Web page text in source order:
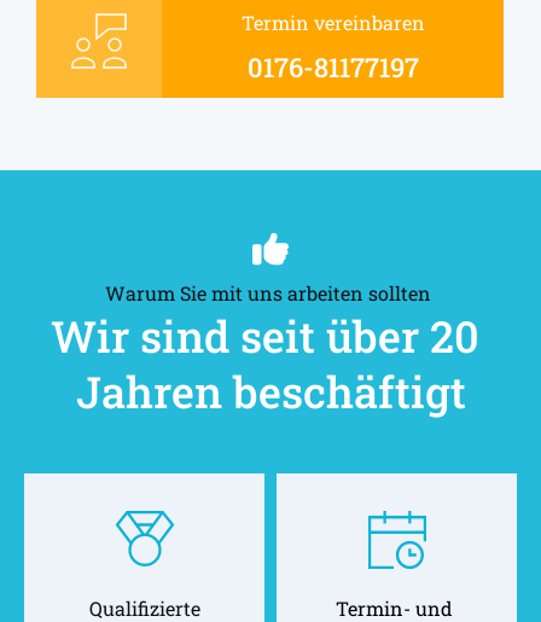
Termin vereinbaren
0176-81177197
Warum Sie mit uns arbeiten sollten
Wir sind seit über 20
Jahren beschäftigt
Qualifizierte
Termin- und